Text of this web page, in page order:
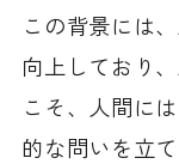
この背景には
向上しており
こそ、人間に
的な問いを立